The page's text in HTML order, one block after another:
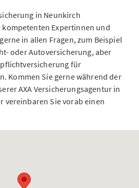
in Neunkirch
kompetenten Expertinnen und
in allen Fragen, zum Beispiel
oder Autoversicherung, aber
für
Kommen Sie gerne während der
AXA Versicherungsagentur in
vereinbaren Sie vorab einen